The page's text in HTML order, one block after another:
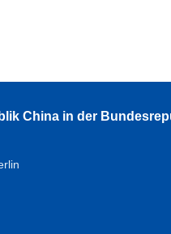
China in der